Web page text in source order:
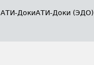
АТИ-ДокиАТИ-Доки (ЭДО)